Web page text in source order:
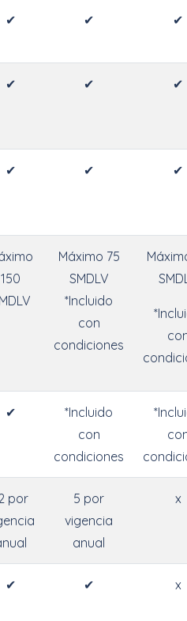
✔ ✔ ✔
✔ ✔ ✔
✔ ✔ ✔
150
Máximo 75
SMDLV
*Incluido
con
condiciones
✔
*Incluido
con
condiciones
por
5 por
vigencia
anual
x
✔ ✔ x